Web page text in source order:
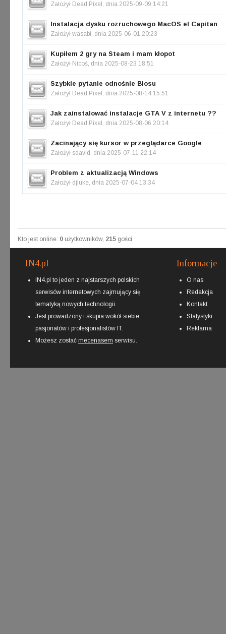
Założył Dead.Pixel , dnia 2025-09-09 14:21
Instalacja dysku rozruchowego MacOS el Capitan
Założył wasabi, dnia 2025-06-01 20:23
Kupiłem 2 gry na Steam i mam kłopot
Założył Nicoś, dnia 2025-08-23 18:51
Szybkie pytanie odnośnie Biosu
Założył Dead.Pixel , dnia 2025-08-14 15:51
Jak zainstalować instalacje GTA V z internetu ??
Założył Dead.Pixel , dnia 2025-08-06 20:14
Zacinający się kursor w przeglądarce Google
Założył sdavid , dnia 2025-07-11 22:14
Problem z aktualizacją Windows
Założył djluke, dnia 2025-07-04 13:34
Kto jest online: 0 użytkowników, 215 gości
IN4.pl
IN4.pl to jeden z najstarszych polskich
serwisów internetowych zajmujący się
tematyką nowych technologii.
Jest prowadzony i skupia wokół siebie
pasjonatów i profesjonalistów IT.
Możesz zostać mecenasem serwisu.
Informacje
O nas
Redakcja
Kontakt
Statystyki
Reklama